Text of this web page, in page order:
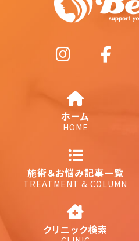
ホーム
HOME
施術＆お悩み記事一覧
TREATMENT & COLUMN
クリニック検索